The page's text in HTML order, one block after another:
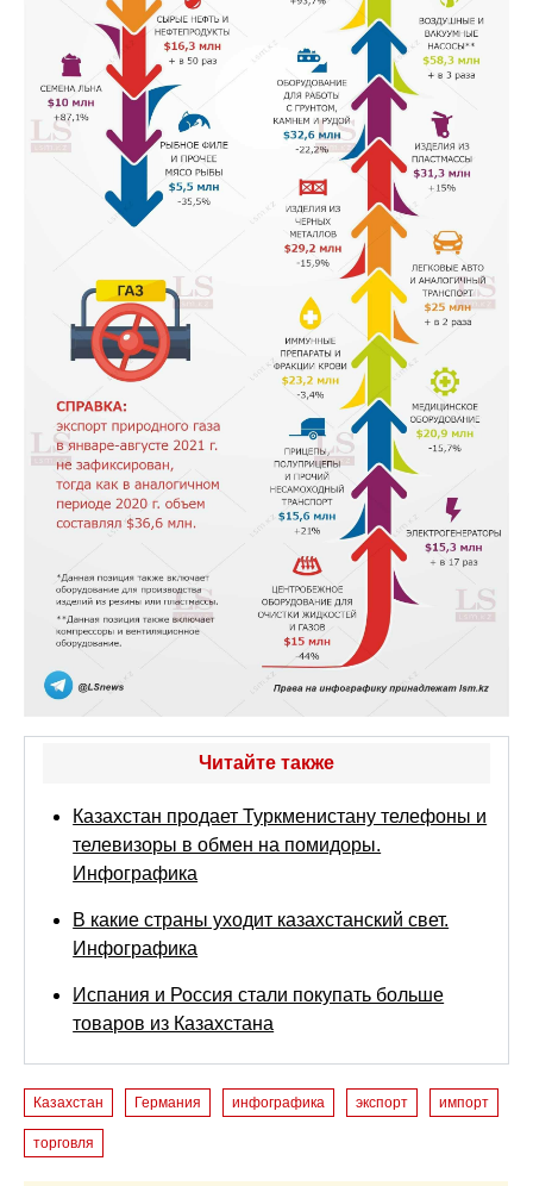
Читайте также
Казахстан продает Туркменистану телефоны и
телевизоры в обмен на помидоры.
Инфографика
В какие страны уходит казахстанский свет.
Инфографика
Испания и Россия стали покупать больше
товаров из Казахстана
Казахстан Германия инфографика экспорт импорт
торговля